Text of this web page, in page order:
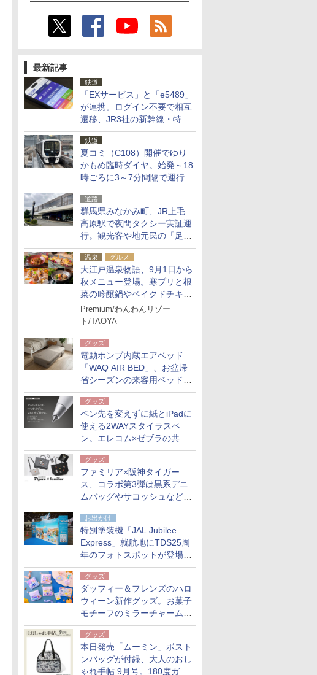
最新記事
鉄道
「EXサービス」と「e5489」
が連携。ログイン不要で相互
遷移、JR3社の新幹線・特急
予約をアプリで一括確認
鉄道
夏コミ（C108）開催でゆり
かもめ臨時ダイヤ。始発～18
時ごろに3～7分間隔で運行
道路
群馬県みなかみ町、JR上毛
高原駅で夜間タクシー実証運
行。観光客や地元民の「足が
ない」課題解消へ、木金土に
2台体制
温泉 グルメ
大江戸温泉物語、9月1日から
秋メニュー登場。寒ブリと根
菜の吟醸鍋やベイクドチキ
ン、ショコラ＆栗スイーツも
食べ放題に
Premium/わんわんリゾー
ト/TAOYA
グッズ
電動ポンプ内蔵エアベッド
「WAQ AIR BED」、お盆帰
省シーズンの来客用ベッドに
も。使用後は収納バッグでコ
ンパクトに保管
グッズ
ペン先を変えずに紙とiPadに
使える2WAYスタイラスペ
ン。エレコム×ゼブラの共同
開発
グッズ
ファミリア×阪神タイガー
ス、コラボ第3弾は黒系デニ
ムバッグやサコッシュなど6
点。8月21日オンラインスト
アで発売
お出かけ
特別塗装機「JAL Jubilee
Express」就航地にTDS25周
年のフォトスポットが登場。
10月末まで青森空港に
グッズ
ダッフィー＆フレンズのハロ
ウィーン新作グッズ。お菓子
モチーフのミラーチャーム/
デザインポーチほか
グッズ
本日発売「ムーミン」ボスト
ンバッグが付録、大人のおし
ゃれ手帖 9月号。180度ガバ